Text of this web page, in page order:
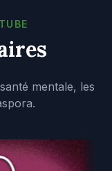
mentale, les